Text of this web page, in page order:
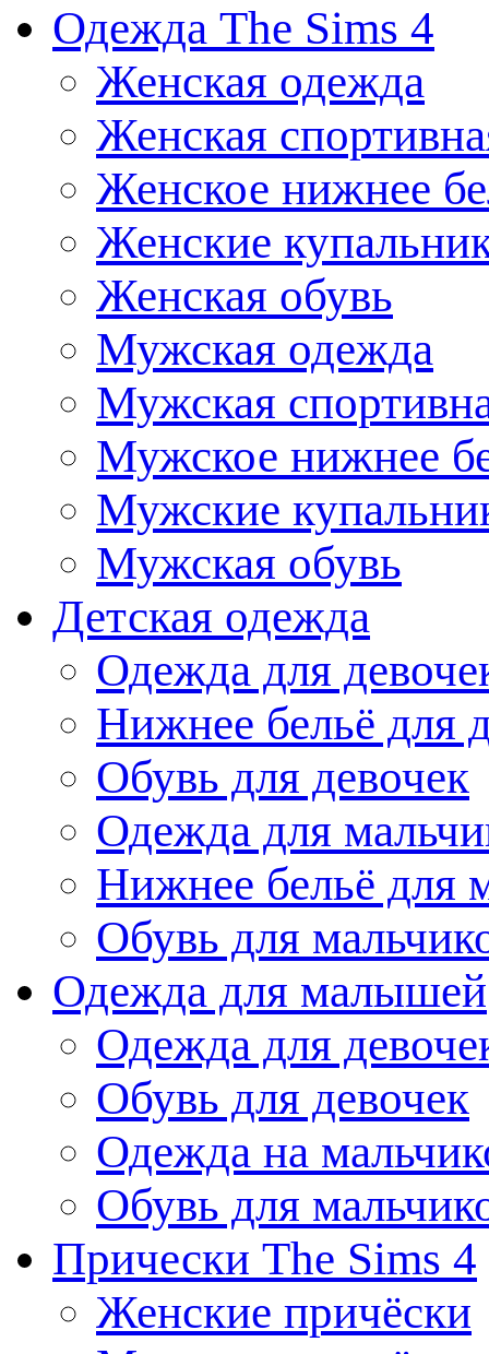
Одежда The Sims 4
Женская одежда
Женская
Женское нижнее
Женские
Женская обувь
Мужская одежда
Мужская
Мужское нижнее
Мужские
Мужская обувь
Детская одежда
Одежда для
Нижнее бельё для
Обувь для девочек
Одежда для
Нижнее бельё для
Обувь для
Одежда для малышей
Одежда для
Обувь для девочек
Одежда на
Обувь для
Прически The Sims 4
Женские причёски